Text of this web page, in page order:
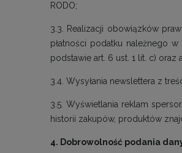
RODO;
3.3. Realizacji obowiązków
płatności podatku należnego
podstawie art. 6 ust. 1 lit. c) oraz
3.4. Wysyłania newslettera z
3.5. Wyświetlania reklam
historii zakupów, produktów
4. Dobrowolność podania